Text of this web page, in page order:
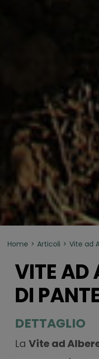
Home Articoli Vite ad
VITE AD
DI
DETTAGLIO
La Vite ad